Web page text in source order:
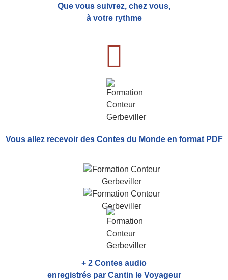
Que vous suivrez, chez vous,
à votre rythme
Vous allez recevoir des Contes du Monde en format PDF
+ 2 Contes audio
enregistrés par Cantin le Voyageur